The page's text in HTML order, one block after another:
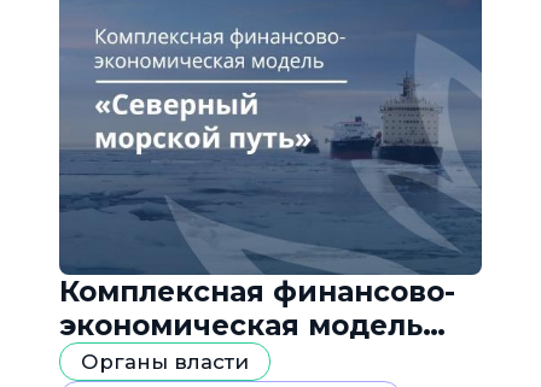
Комплексная финансово-
экономическая модель
«Северный морской путь»
Органы власти